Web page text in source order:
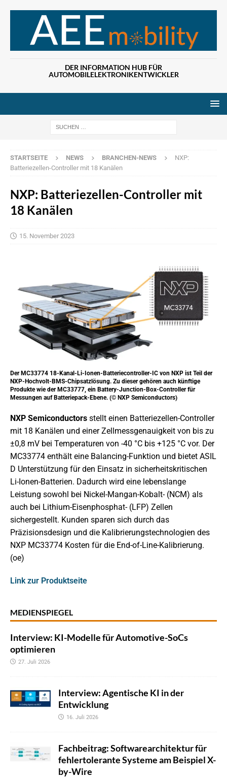
DER INFORMATION HUB FÜR
AUTOMOBILELEKTRONIKENTWICKLER
STARTSEITE NEWS BRANCHEN-NEWS
NXP:
Batteriezellen-Controller mit 18 Kanälen
NXP: Batteriezellen-Controller mit
18 Kanälen
15. November 2023
Der MC33774 18-Kanal-Li-Ionen-Batteriecontroller-IC von NXP ist Teil der
NXP-Hochvolt-BMS-Chipsatzlösung. Zu dieser gehören auch künftige
Produkte wie der MC33777, ein Battery-Junction-Box-Controller für
Messungen auf Batteriepack-Ebene. (© NXP Semiconductors)
NXP Semiconductors stellt einen Batteriezellen-Controller
mit 18 Kanälen und einer Zellmessgenauigkeit von bis zu
±0,8 mV bei Temperaturen von -40 °C bis +125 °C vor. Der
MC33774 enthält eine Balancing-Funktion und bietet ASIL
D Unterstützung für den Einsatz in sicherheitskritischen
Li-Ionen-Batterien. Dadurch wird eine lebenslange
Leistung sowohl bei Nickel-Mangan-Kobalt- (NCM) als
auch bei Lithium-Eisenphosphat- (LFP) Zellen
sichergestellt. Kunden sparen sich durch das
Präzisionsdesign und die Kalibrierungstechnologien des
NXP MC33774 Kosten für die End-of-Line-Kalibrierung.
(oe)
Link zur Produktseite
MEDIENSPIEGEL
Interview: KI-Modelle für Automotive-SoCs
optimieren
27. Juli 2026
Interview: Agentische KI in der
Entwicklung
16. Juli 2026
Fachbeitrag: Softwarearchitektur für
fehlertolerante Systeme am Beispiel X-
by-Wire